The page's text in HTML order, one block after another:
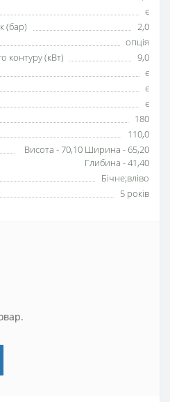
є
(бар)
2,0
опція
контуру (кВт)
9,0
є
є
є
180
110,0
Висота - 70,10 Ширина - 65,20
Глибина - 41,40
Бічне;вліво
5 років